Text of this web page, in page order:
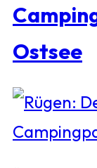
Ostsee